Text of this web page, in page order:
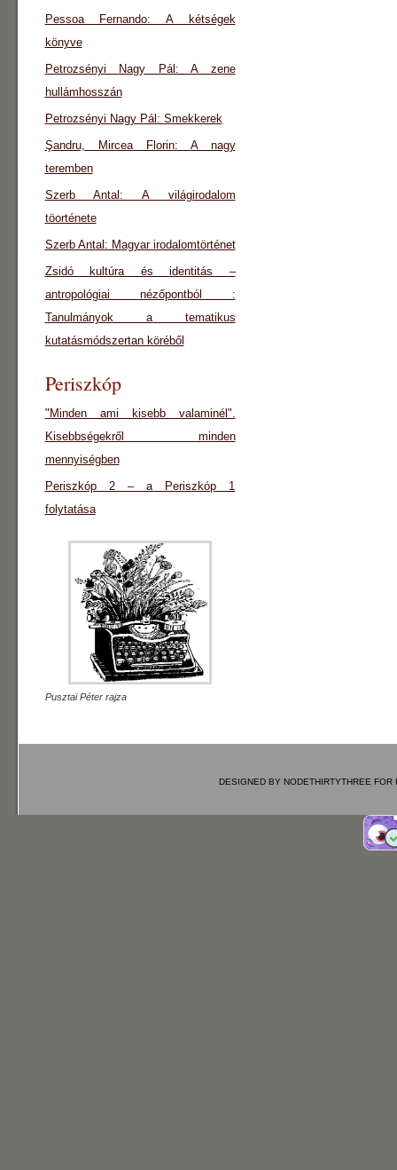
Pessoa Fernando: A kétségek
könyve
Petrozsényi Nagy Pál: A zene
hullámhosszán
Petrozsényi Nagy Pál: Smekkerek
Şandru, Mircea Florin: A nagy
teremben
Szerb Antal: A világirodalom
töorténete
Szerb Antal: Magyar irodalomtörténet
Zsidó kultúra és identitás –
antropológiai nézőpontból :
Tanulmányok a tematikus
kutatásmódszertan köréből
Periszkóp
"Minden ami kisebb valaminél".
Kisebbségekről minden
mennyiségben
Periszkóp 2 – a Periszkóp 1
folytatása
Pusztai Péter rajza
DESIGNED BY NODETHIRTYTHREE FOR